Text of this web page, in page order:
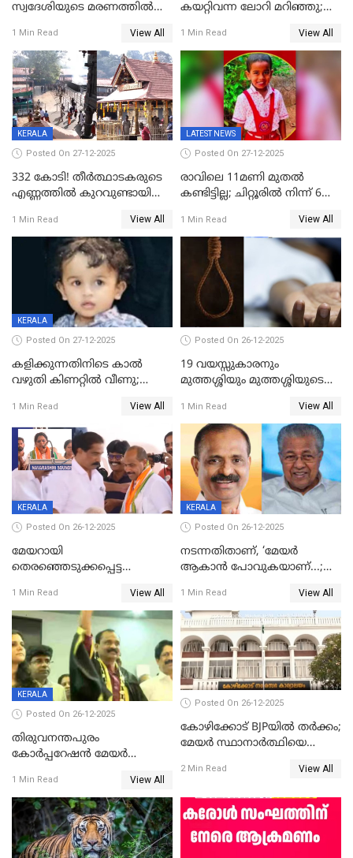
സ്വദേശിയുടെ മരണത്തിൽ
കേസ്; തർക്കമുണ്ടായത്
ഫേഷ്യലിന് 300 രൂപ
ആവശ്യപ്പെട്ടതിനെച്ചൊല്ലി
1 Min Read View All
കയറ്റിവന്ന ലോറി മറിഞ്ഞു;
അപകടം കണ്ണൂരിൽ
1 Min Read View All
KERALA
Posted On 27-12-2025
332 കോടി! തീർത്ഥാടകരുടെ
എണ്ണത്തിൽ കുറവുണ്ടായിട്ടും
കുതിച്ചുയരുന്നു
1 Min Read View All
LATEST NEWS
Posted On 27-12-2025
രാവിലെ 11മണി മുതൽ
കണ്ടിട്ടില്ല; ചിറ്റൂരിൽ നിന്ന് 6
1 Min Read View All
KERALA
Posted On 27-12-2025
കളിക്കുന്നതിനിടെ കാൽ
വഴുതി കിണറ്റിൽ വീണു;
ദാരുണാന്ത്യം
1 Min Read View All
Posted On 26-12-2025
19 വയസ്സുകാരനും
മുത്തശ്ശിയും മുത്തശ്ശിയുടെ
മരിച്ചനിലയിൽ
1 Min Read View All
KERALA
Posted On 26-12-2025
മേയറായി
തെരഞ്ഞെടുക്കപ്പെട്ട
ആദ്യ വോട്ട് അസാധു; കണ്ണൂർ
ഡെപ്യൂട്ടി മേയർ സ്ഥാനത്ത്
താഹിറിന് വിജയം
1 Min Read View All
KERALA
Posted On 26-12-2025
നടന്നതിതാണ്, ‘മേയർ
ആകാൻ പോവുകയാണ്...;
മുഖ്യമന്ത്രിയുടെ ഓഫീസ്
തന്നെ വിശദീകരിയ്ക്കുന്നു;
സത്യമിതാണ്
1 Min Read View All
KERALA
Posted On 26-12-2025
തിരുവനന്തപുരം
കോര്‍പ്പറേഷന്‍ മേയര്‍
ഹൈക്കോടതിയിലേക്ക്;
സത്യപ്രതിജ്ഞ ചടങ്ങില്‍
ചട്ടലംഘനമെന്ന് പാർട്ടി
1 Min Read View All
Posted On 26-12-2025
കോഴിക്കോട് BJPയിൽ തർക്കം;
മേയർ സ്ഥാനാർത്ഥിയെ
2 Min Read View All